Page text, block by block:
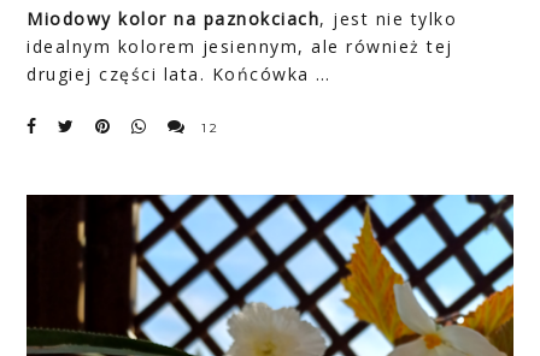
Miodowy kolor na paznokciach, jest nie tylko
idealnym kolorem jesiennym, ale również tej
drugiej części lata. Końcówka …
12